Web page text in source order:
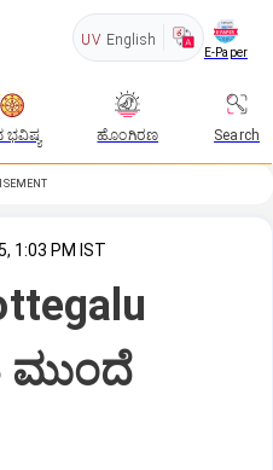
UV English
E-Paper
ಭವಿಷ್ಯ ಹೊಂಗಿರಣ Search
1:03 PM IST
ಮುಂದೆ